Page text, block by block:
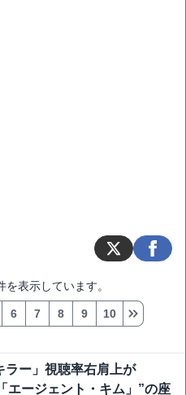
を表示しています。
6 7 8 9 10
ラー」視聴率右肩上が
エージェント・キム」”の座